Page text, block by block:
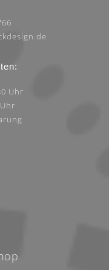
Uhr